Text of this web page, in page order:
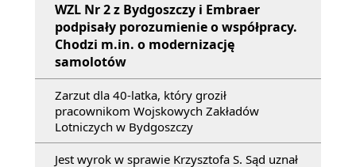
WZL Nr 2 z Bydgoszczy i Embraer
podpisały porozumienie o współpracy.
Chodzi m.in. o modernizację
samolotów
Zarzut dla 40-latka, który groził
pracownikom Wojskowych Zakładów
Lotniczych w Bydgoszczy
Jest wyrok w sprawie Krzysztofa S. Sąd uznał